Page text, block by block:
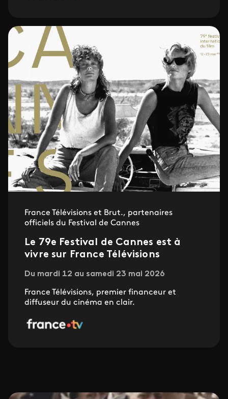
France Télévisions et Brut., partenaires
officiels du Festival de Cannes
Le 79e Festival de Cannes est à
vivre sur France Télévisions
Du mardi 12 au samedi 23 mai 2026
France Télévisions, premier financeur et
diffuseur du cinéma en clair.